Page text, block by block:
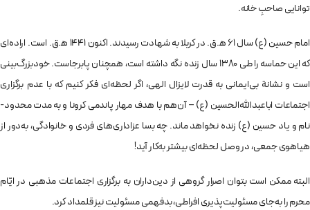
توانایی صاحبِ خانه.
امام حسین (ع) سال 61 ﻫ.ق. در کربلا به شهادت رسیدند. اکنون 1441 ﻫ.ق. است. اراده‌ای
که این حماسه را طی 1380 سال زنده نگه داشته است، همچنان پابرجاست. خودبزرگ‌بینی
است و نشانة بی‌ایمانی به قدرت لایزال الهی، اگر لحظه‌ای فکر کنیم که با عدم برگزاری
اجتماعات اباعبدالله‌الحسین (ع) – آن‌هم با هدف مهار پاندمی کرونا و به مدت محدود-
نام و یاد حسین (ع) زنده نخواهد ماند. چه بسا عزاداری‌های فردی و خانوادگی،‌ به‌دور از
هیاهوی جمعی، در وصل لحظه‌ای بیشتر به‌کار آید!
البته ممکن است بتوان اصرار گروهی از دین‌داران به برگزاری اجتماعات مذهبی در ایّام
محرم را به‌جای مسئولیت‌پذیری افراطی،‌ بدفهمی مسئولیت نیز قلمداد کرد.